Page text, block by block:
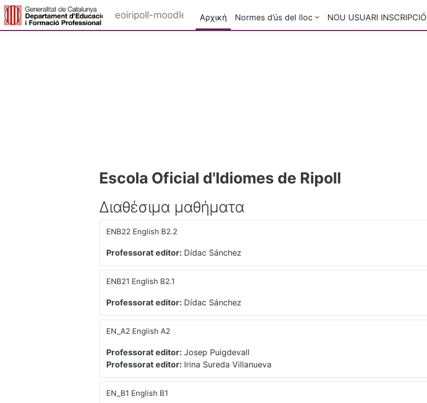
Μετάβαση στο κεντρικό περιεχόμενο
eoiripoll-moodle Αρχική Normes d’ús del lloc NOU USUARI INSCRIPCIÓ
Escola Oficial d'Idiomes de Ripoll
Διαθέσιμα μαθήματα
ENB22 English B2.2
Professorat editor: Dídac Sánchez
ENB21 English B2.1
Professorat editor: Dídac Sánchez
EN_A2 English A2
Professorat editor: Josep Puigdevall
Professorat editor: Irina Sureda Villanueva
EN_B1 English B1